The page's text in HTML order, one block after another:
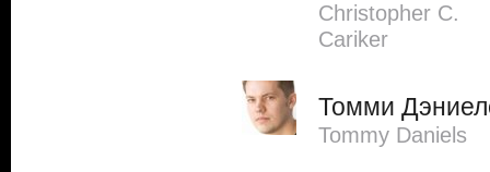
Christopher C.
Cariker
Томми
Tommy Daniels